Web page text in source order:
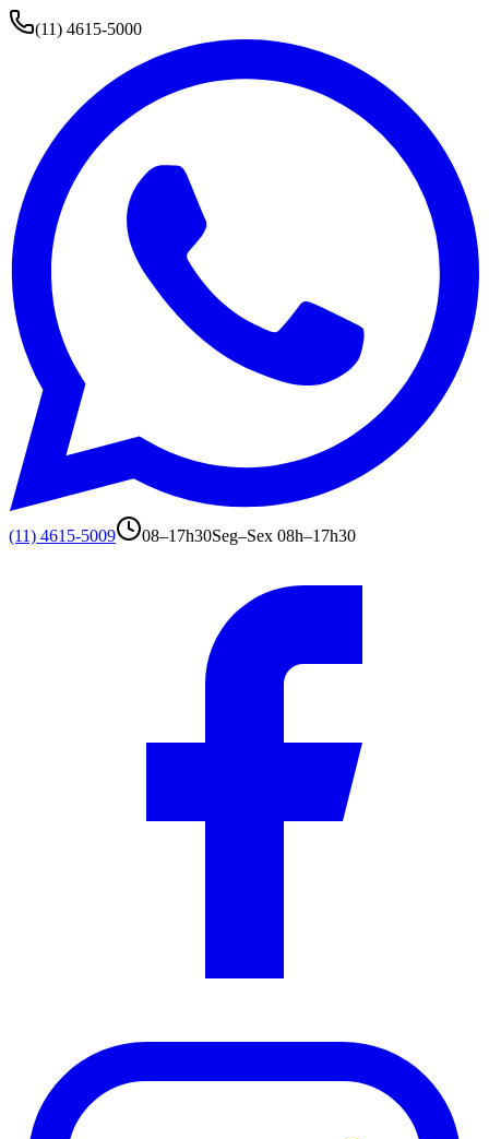
(11) 4615-5000
(11) 4615-5009 08–17h30Seg–Sex 08h–17h30